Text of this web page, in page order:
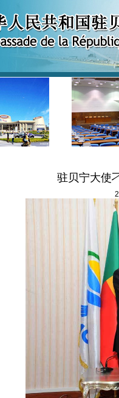
驻贝宁大使